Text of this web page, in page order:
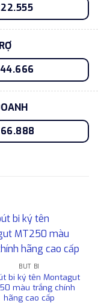
BÚT BI
bi ký tên Montagut
màu trắng chính
hãng cao cấp